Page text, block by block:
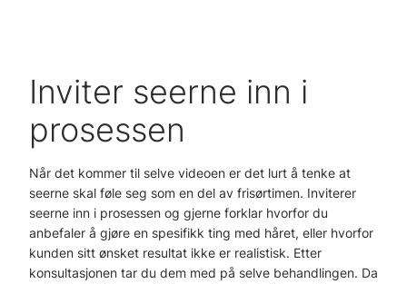
Inviter seerne inn i
prosessen
Når det kommer til selve videoen er det lurt å tenke at
seerne skal føle seg som en del av frisørtimen. Inviterer
seerne inn i prosessen og gjerne forklar hvorfor du
anbefaler å gjøre en spesifikk ting med håret, eller hvorfor
kunden sitt ønsket resultat ikke er realistisk. Etter
konsultasjonen tar du dem med på selve behandlingen. Da